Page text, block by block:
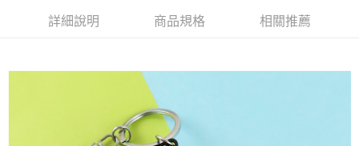
１．簡單：不需註冊會員、不需綁卡、不需儲值。
【「AFTEE先享後付」結帳流程】
１．於結帳方式選擇「AFTEE先享後付」後，將跳轉至「AFTEE先享後付」
結帳頁面，進行簡訊認證並確認金額後，即可完成結帳。
２．訂單成立數日內，您將收到繳費通知簡訊。
３．收到繳費通知簡訊後14天內，點擊此簡訊中的連結，可透過四大超商／
運送方式
每筆NT$60，滿NT$499(含以上)免運費
每筆NT$60，滿NT$499(含以上)免運費
詳細說明 商品規格 相關推薦